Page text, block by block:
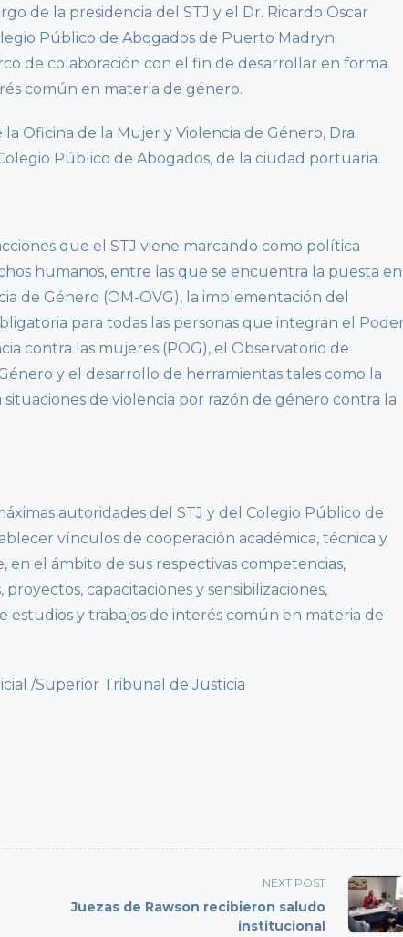
de la presidencia del STJ y el Dr. Ricardo Oscar
Público de Abogados de Puerto Madryn
de colaboración con el fin de desarrollar en forma
común en materia de género.
Oficina de la Mujer y Violencia de Género, Dra.
Público de Abogados, de la ciudad portuaria.
que el STJ viene marcando como política
humanos, entre las que se encuentra la puesta en
de Género (OM-OVG), la implementación del
para todas las personas que integran el
contra las mujeres (POG), el Observatorio de
y el desarrollo de herramientas tales como la
situaciones de violencia por razón de género contra la
autoridades del STJ y del Colegio Público de
vínculos de cooperación académica, técnica y
en el ámbito de sus respectivas competencias,
capacitaciones y sensibilizaciones,
estudios y trabajos de interés común en materia de
/Superior Tribunal de Justicia
NEXT POST
Juezas de Rawson recibieron saludo
institucional